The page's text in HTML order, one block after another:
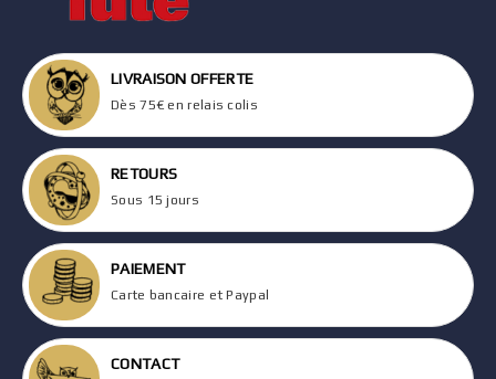
LIVRAISON OFFERTE
Dès 75€ en relais colis
RETOURS
Sous 15 jours
PAIEMENT
Carte bancaire et Paypal
CONTACT